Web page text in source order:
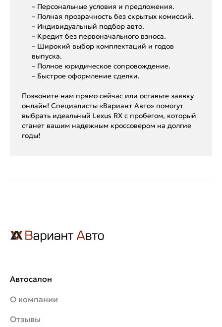
– Персональные условия и предложения.
– Полная прозрачность без скрытых комиссий.
– Индивидуальный подбор авто.
– Кредит без первоначального взноса.
– Широкий выбор комплектаций и годов
выпуска.
– Полное юридическое сопровождение.
– Быстрое оформление сделки.
Позвоните нам прямо сейчас или оставьте заявку
онлайн! Специалисты «Вариант Авто» помогут
выбрать идеальный Lexus RX с пробегом, который
станет вашим надежным кроссовером на долгие
годы!
Автосалон
О компании
Отзывы